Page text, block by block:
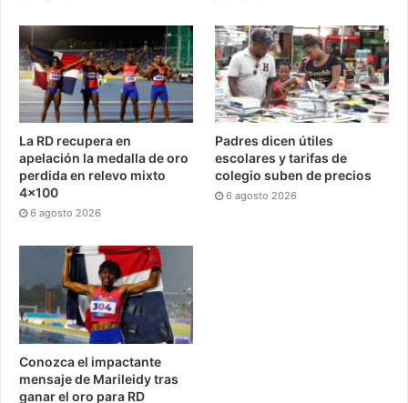
La RD recupera en
apelación la medalla de oro
perdida en relevo mixto
4×100
6 agosto 2026
Padres dicen útiles
escolares y tarifas de
colegio suben de precios
6 agosto 2026
Conozca el impactante
mensaje de Marileidy tras
ganar el oro para RD